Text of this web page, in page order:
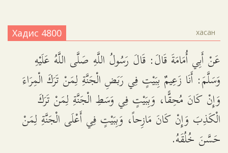
Хадис 4800 хасан
عَنْ أَبِي أُمَامَةَ قَالَ: قَالَ رَسُولُ اللَّهِ صَلَّى اللَّهُ عَلَيْهِ
وَسَلَّمَ: أَنَا زَعِيمٌ بِبَيْتٍ فِي رَبَضِ الْجَنَّةِ لِمَنْ تَرَكَ الْمِرَاءَ
وَإِنْ كَانَ مُحِقًّا، وَبِبَيْتٍ فِي وَسَطِ الْجَنَّةِ لِمَنْ تَرَكَ
الْكَذِبَ وَإِنْ كَانَ مَازِحاً، وَبِبَيْتٍ فِي أَعْلَى الْجَنَّةِ لِمَنْ
حَسَّنَ خُلُقَهُ.